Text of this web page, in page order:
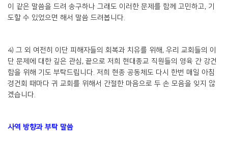
이 같은 말씀을 드려 송구하나 그래도 이러한 문제를 함께 고민하고, 기
도할 수 있었으면 해서 말씀 드려봅니다.
4) 그 외 여전히 이단 피해자들의 회복과 치유를 위해, 우리 교회들의 이
단 문제에 대한 깊은 관심, 끝으로 저희 현대종교 직원들의 영육 간 강건
함을 위해 기도 부탁드립니다. 저희 현종 공동체도 다시 한번 매일 아침
경건회 때마다 귀 교회를 위해서 간절한 마음으로 두 손 모음을 잊지 않
겠습니다.
사역 방향과 부탁 말씀